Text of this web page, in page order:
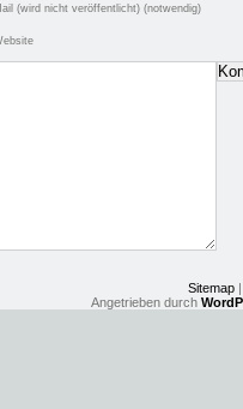
(wird nicht veröffentlicht) (notwendig)
Sitemap|
Angetrieben durch